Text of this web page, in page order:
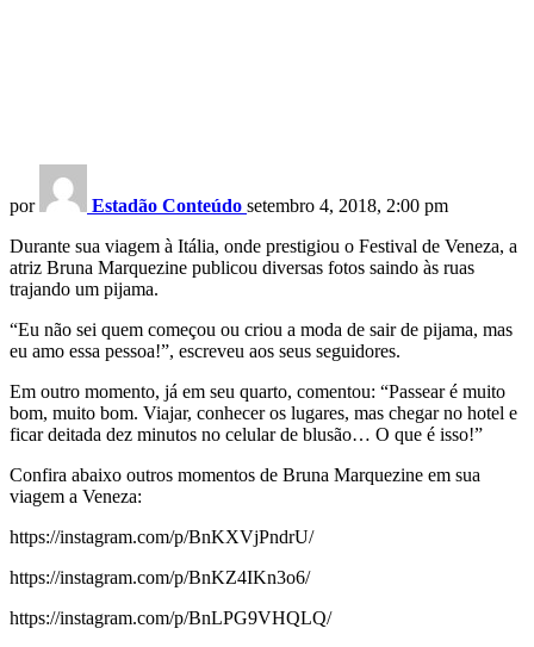
por Estadão Conteúdo setembro 4, 2018, 2:00 pm
Durante sua viagem à Itália, onde prestigiou o Festival de Veneza, a
atriz Bruna Marquezine publicou diversas fotos saindo às ruas
trajando um pijama.
“Eu não sei quem começou ou criou a moda de sair de pijama, mas
eu amo essa pessoa!”, escreveu aos seus seguidores.
Em outro momento, já em seu quarto, comentou: “Passear é muito
bom, muito bom. Viajar, conhecer os lugares, mas chegar no hotel e
ficar deitada dez minutos no celular de blusão… O que é isso!”
Confira abaixo outros momentos de Bruna Marquezine em sua
viagem a Veneza:
https://instagram.com/p/BnKXVjPndrU/
https://instagram.com/p/BnKZ4IKn3o6/
https://instagram.com/p/BnLPG9VHQLQ/